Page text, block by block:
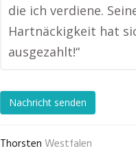
die ich verdiene.
Hartnäckigkeit hat
ausgezahlt!“
Nachricht senden
Thorsten Westfalen